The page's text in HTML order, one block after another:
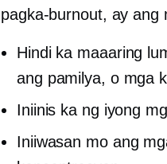
pagka-burnout, ay ang
Hindi ka maaaring
ang pamilya, o mga
Iniinis ka ng iyong
Iniiwasan mo ang